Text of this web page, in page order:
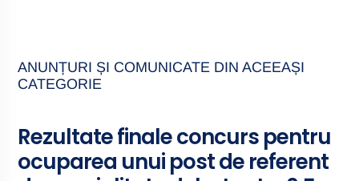
ANUNȚURI ȘI COMUNICATE DIN ACEEAȘI
CATEGORIE
Rezultate finale concurs pentru
ocuparea unui post de referent